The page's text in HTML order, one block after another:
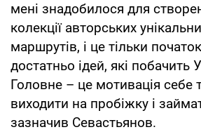
мені знадобилося для
колекції авторських
маршрутів, і це тільки
достатньо ідей, які побачить
Головне – це мотивація себе
виходити на пробіжку і
зазначив Севастьянов.